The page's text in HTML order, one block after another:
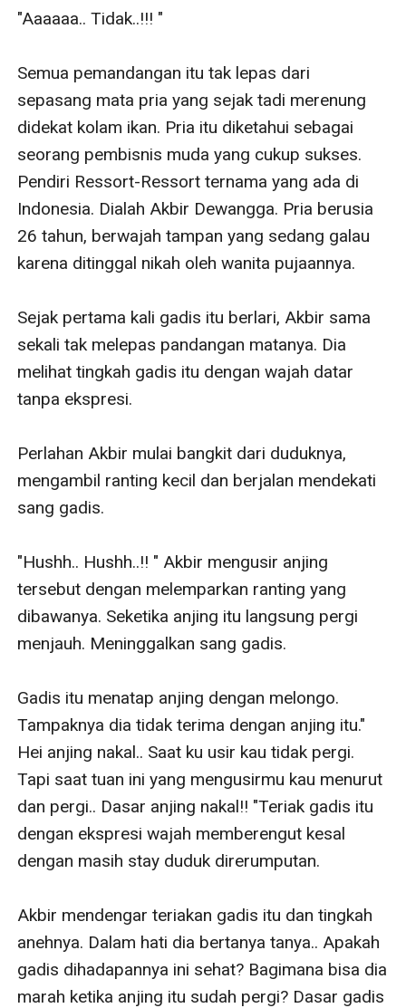
"Aaaaaa.. Tidak..!!! "
Semua pemandangan itu tak lepas dari
sepasang mata pria yang sejak tadi merenung
didekat kolam ikan. Pria itu diketahui sebagai
seorang pembisnis muda yang cukup sukses.
Pendiri Ressort-Ressort ternama yang ada di
Indonesia. Dialah Akbir Dewangga. Pria berusia
26 tahun, berwajah tampan yang sedang galau
karena ditinggal nikah oleh wanita pujaannya.
Sejak pertama kali gadis itu berlari, Akbir sama
sekali tak melepas pandangan matanya. Dia
melihat tingkah gadis itu dengan wajah datar
tanpa ekspresi.
Perlahan Akbir mulai bangkit dari duduknya,
mengambil ranting kecil dan berjalan mendekati
sang gadis.
"Hushh.. Hushh..!! " Akbir mengusir anjing
tersebut dengan melemparkan ranting yang
dibawanya. Seketika anjing itu langsung pergi
menjauh. Meninggalkan sang gadis.
Gadis itu menatap anjing dengan melongo.
Tampaknya dia tidak terima dengan anjing itu."
Hei anjing nakal.. Saat ku usir kau tidak pergi.
Tapi saat tuan ini yang mengusirmu kau menurut
dan pergi.. Dasar anjing nakal!! "Teriak gadis itu
dengan ekspresi wajah memberengut kesal
dengan masih stay duduk direrumputan.
Akbir mendengar teriakan gadis itu dan tingkah
anehnya. Dalam hati dia bertanya tanya.. Apakah
gadis dihadapannya ini sehat? Bagimana bisa dia
marah ketika anjing itu sudah pergi? Dasar gadis